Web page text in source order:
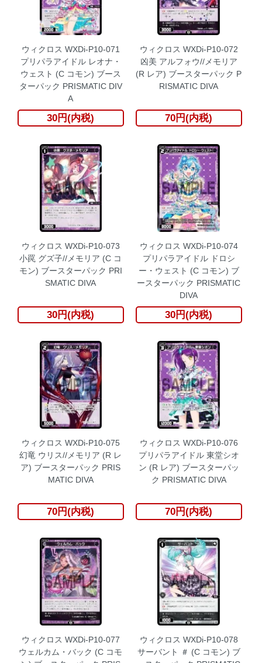
ウィクロス WXDi-P10-071
プリパラアイドル レオナ・
ウェスト (C コモン) ブース
ターパック PRISMATIC DIV
A
30円(内税)
ウィクロス WXDi-P10-072
凶美 アルフォウ//メモリア
(R レア) ブースターパック P
RISMATIC DIVA
70円(内税)
ウィクロス WXDi-P10-073
小罠 グズ子//メモリア (C コ
モン) ブースターパック PRI
SMATIC DIVA
30円(内税)
ウィクロス WXDi-P10-074
プリパラアイドル ドロシ
ー・ウェスト (C コモン) ブ
ースターパック PRISMATIC
DIVA
30円(内税)
ウィクロス WXDi-P10-075
幻竜 ウリス//メモリア (R レ
ア) ブースターパック PRIS
MATIC DIVA
70円(内税)
ウィクロス WXDi-P10-076
プリパラアイドル 東堂シオ
ン (R レア) ブースターパッ
ク PRISMATIC DIVA
70円(内税)
ウィクロス WXDi-P10-077
ウェルカム・バック (C コモ
ウィクロス WXDi-P10-078
サーバント ＃ (C コモン) ブ